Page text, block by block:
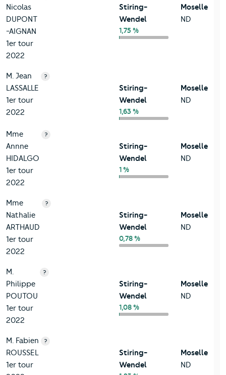
Nicolas
DUPONT
-AIGNAN
1er tour
2022
Stiring-
Wendel
1,75 %
Moselle
ND
M. Jean
LASSALLE
1er tour
2022
?
Stiring-
Wendel
1,63 %
Moselle
ND
Mme
Annne
HIDALGO
1er tour
2022
?
Stiring-
Wendel
1 %
Moselle
ND
Mme
Nathalie
ARTHAUD
1er tour
2022
?
Stiring-
Wendel
0,78 %
Moselle
ND
M.
Philippe
POUTOU
1er tour
2022
?
Stiring-
Wendel
1,08 %
Moselle
ND
M. Fabien
ROUSSEL
1er tour
?
Stiring-
Wendel
Moselle
ND